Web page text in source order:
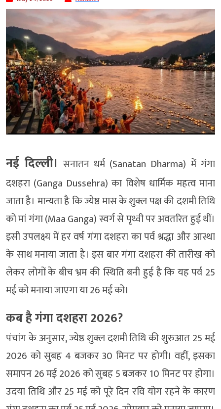
नई दिल्ली। सनातन धर्म (Sanatan Dharma) में गंगा
दशहरा (Ganga Dussehra) का विशेष धार्मिक महत्व माना
जाता है। मान्यता है कि ज्येष्ठ मास के शुक्ल पक्ष की दशमी तिथि
को मां गंगा (Maa Ganga) स्वर्ग से पृथ्वी पर अवतरित हुई थीं।
इसी उपलक्ष्य में हर वर्ष गंगा दशहरा का पर्व श्रद्धा और आस्था
के साथ मनाया जाता है। इस बार गंगा दशहरा की तारीख को
लेकर लोगों के बीच भ्रम की स्थिति बनी हुई है कि यह पर्व 25
मई को मनाया जाएगा या 26 मई को।
कब है गंगा दशहरा 2026?
पंचांग के अनुसार, ज्येष्ठ शुक्ल दशमी तिथि की शुरुआत 25 मई
2026 को सुबह 4 बजकर 30 मिनट पर होगी। वहीं, इसका
समापन 26 मई 2026 को सुबह 5 बजकर 10 मिनट पर होगा।
उदया तिथि और 25 मई को पूरे दिन रवि योग रहने के कारण